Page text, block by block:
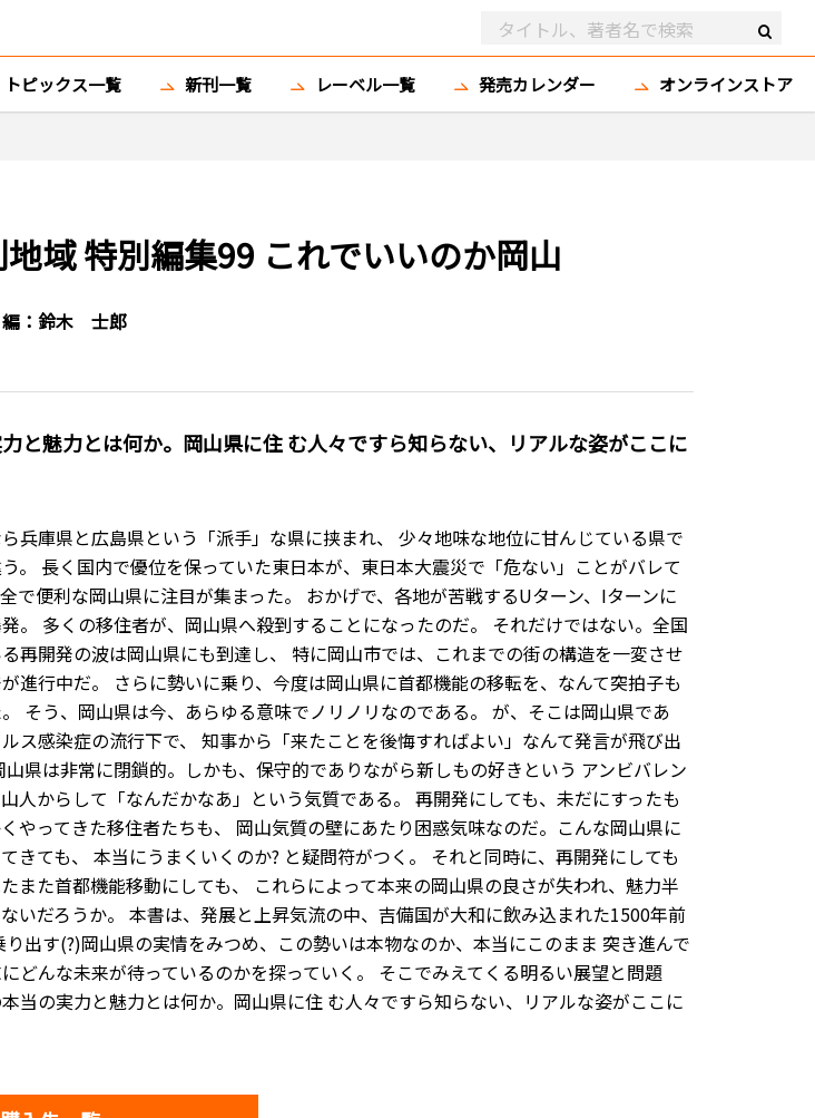
トピックス一覧 新刊一覧 レーベル一覧 発売カレンダー オンラインストア
域 特別編集99 これでいいのか岡山
編： 鈴木 士郎
と魅力とは何か。岡山県に住 む人々ですら知らない、リアルな姿がここに
兵庫県と広島県という「派手」な県に挟まれ、 少々地味な地位に甘んじている県で
。 長く国内で優位を保っていた東日本が、東日本大震災で「危ない」ことがバレて
で便利な岡山県に注目が集まった。 おかげで、各地が苦戦するUターン、Iターンに
。 多くの移住者が、岡山県へ殺到することになったのだ。 それだけではない。全国
再開発の波は岡山県にも到達し、 特に岡山市では、これまでの街の構造を一変させ
進行中だ。 さらに勢いに乗り、今度は岡山県に首都機能の移転を、なんて突拍子も
そう、岡山県は今、あらゆる意味でノリノリなのである。 が、そこは岡山県であ
ス感染症の流行下で、 知事から「来たことを後悔すればよい」なんて発言が飛び出
山県は非常に閉鎖的。しかも、保守的でありながら新しもの好きという アンビバレン
人からして「なんだかなあ」という気質である。 再開発にしても、未だにすったも
やってきた移住者たちも、 岡山気質の壁にあたり困惑気味なのだ。こんな岡山県に
きても、 本当にうまくいくのか? と疑問符がつく。 それと同時に、再開発にしても
また首都機能移動にしても、 これらによって本来の岡山県の良さが失われ、魅力半
いだろうか。 本書は、発展と上昇気流の中、吉備国が大和に飲み込まれた1500年前
出す(?)岡山県の実情をみつめ、この勢いは本物なのか、本当にこのまま 突き進んで
どんな未来が待っているのかを探っていく。 そこでみえてくる明るい展望と問題
当の実力と魅力とは何か。岡山県に住 む人々ですら知らない、リアルな姿がここに